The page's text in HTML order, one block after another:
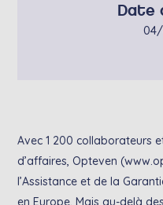
Date
Avec 1 200 collaborateurs
d’affaires, Opteven
l’Assistance et de la
en Europe. Mais au-delà